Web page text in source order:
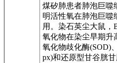
煤矽肺患者肺泡巨噬
明活性氧在肺泡巨噬
用。染石英尘大鼠
氧化物在染尘早期升
氧化物歧化酶(SOD)
px)和还原型甘谷胱